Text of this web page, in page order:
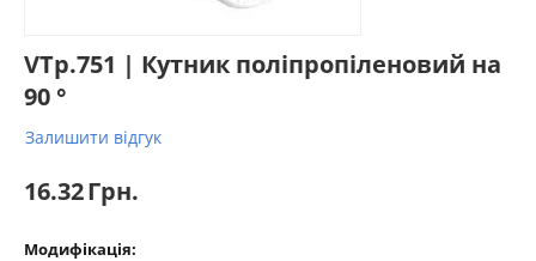
VTp.751 | Кутник поліпропіленовий на
90 °
Залишити відгук
16.32Грн.
Модифікація: